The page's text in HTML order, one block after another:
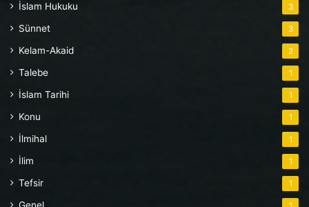
İslam Hukuku 3
Sünnet 3
Kelam-Akaid 2
Talebe 1
İslam Tarihi 1
Konu 1
İlmihal 1
İlim 1
Tefsir 1